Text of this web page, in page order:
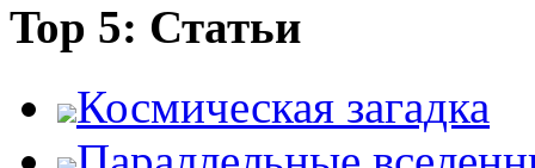
Top 5: Статьи
Космическая загадка